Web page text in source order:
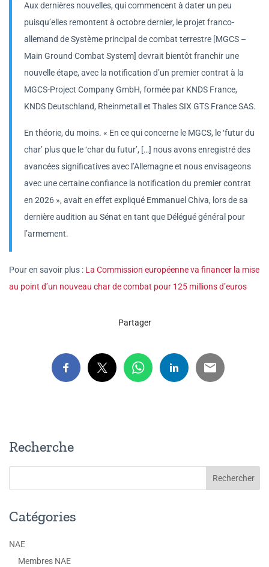
Aux dernières nouvelles, qui commencent à dater un peu
puisqu’elles remontent à octobre dernier, le projet franco-
allemand de Système principal de combat terrestre [MGCS –
Main Ground Combat System] devrait bientôt franchir une
nouvelle étape, avec la notification d’un premier contrat à la
MGCS-Project Company GmbH, formée par KNDS France,
KNDS Deutschland, Rheinmetall et Thales SIX GTS France SAS.
En théorie, du moins. « En ce qui concerne le MGCS, le ‘futur du
char’ plus que le ‘char du futur’, […] nous avons enregistré des
avancées significatives avec l’Allemagne et nous envisageons
avec une certaine confiance la notification du premier contrat
en 2026 », avait en effet expliqué Emmanuel Chiva, lors de sa
dernière audition au Sénat en tant que Délégué général pour
l’armement.
Pour en savoir plus : La Commission européenne va financer la mise
au point d’un nouveau char de combat pour 125 millions d’euros
Partager
Recherche
Catégories
NAE
Membres NAE